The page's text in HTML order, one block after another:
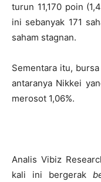
turun 11,170 poin
ini sebanyak 171
saham stagnan.
Sementara itu,
antaranya Nikkei
merosot 1,06%.
Analis Vibiz
kali ini bergerak